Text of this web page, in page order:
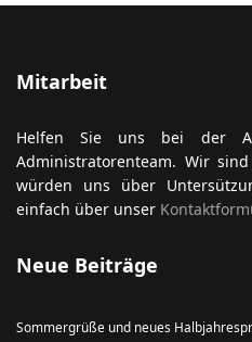
Mitarbeit
Helfen Sie uns bei der
Administratorenteam. Wir
würden uns über
einfach über unser
Neue Beiträge
Sommergrüße und neues